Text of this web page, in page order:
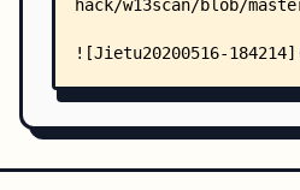
        ├── api/
        ├── certs/
│   └──
│   └──